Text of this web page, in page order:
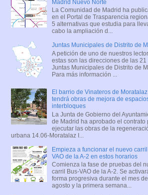
Madrid Nuevo Norte
La Comunidad de Madrid ha
en el Portal de Trasparencia
5 alternativas que estudia para
cabo la ampliación d...
Juntas Municipales de Distrito de
A petición de uno de nuestros
estas son las direcciones de las 21
Juntas Municipales de Distrito de
Para más información ...
El barrio de Vinateros de Moratalaz
tendrá obras de mejora de
interbloques
La Junta de Gobierno del
de Madrid ha aprobado el contrato
ejecutar las obras de la
urbana 14.06-Moratalaz I...
Empieza a funcionar el nuevo
VAO de la A-2 en estos horarios
Comienza la fase de pruebas del
carril Bus-VAO de la A-2. Se
forma progresiva durante el mes de
agosto y la primera semana...